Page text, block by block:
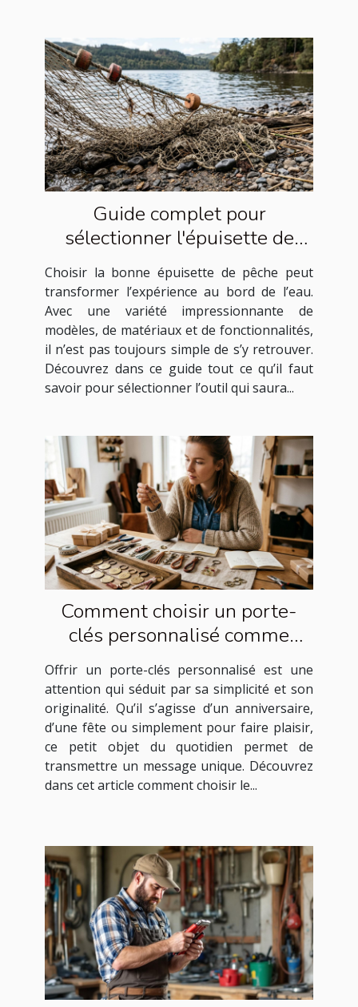
Guide complet pour
sélectionner l'épuisette de
pêche idéale
Choisir la bonne épuisette de pêche peut
transformer l’expérience au bord de l’eau.
Avec une variété impressionnante de
modèles, de matériaux et de fonctionnalités,
il n’est pas toujours simple de s’y retrouver.
Découvrez dans ce guide tout ce qu’il faut
savoir pour sélectionner l’outil qui saura...
Comment choisir un porte-
clés personnalisé comme
cadeau idéal ?
Offrir un porte-clés personnalisé est une
attention qui séduit par sa simplicité et son
originalité. Qu’il s’agisse d’un anniversaire,
d’une fête ou simplement pour faire plaisir,
ce petit objet du quotidien permet de
transmettre un message unique. Découvrez
dans cet article comment choisir le...